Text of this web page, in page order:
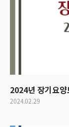
2024년 장기요
2024.02.29